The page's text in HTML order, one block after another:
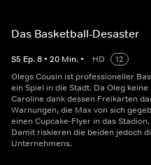
Das Basketball-Desaster
S5 Ep.8 • 20 Min. • HD
12
Olegs Cousin ist professioneller
ein Spiel in die Stadt. Da Oleg
Caroline dank dessen Freikarten
Warnungen, die Max von sich
einen Cupcake-Flyer in das
Damit riskieren die beiden jedoch
Unternehmens.